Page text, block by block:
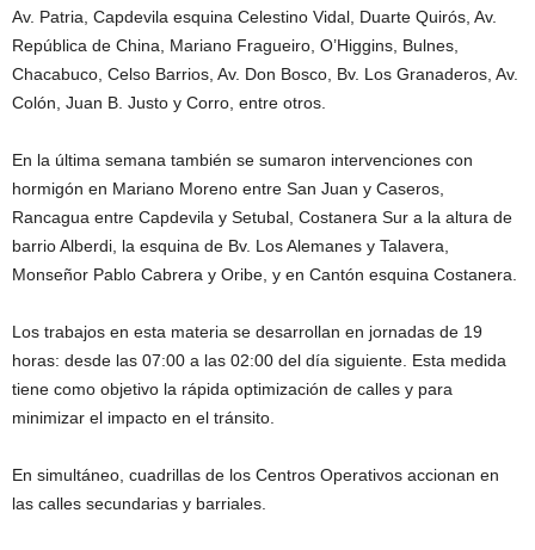
Av. Patria, Capdevila esquina Celestino Vidal, Duarte Quirós, Av.
República de China, Mariano Fragueiro, O’Higgins, Bulnes,
Chacabuco, Celso Barrios, Av. Don Bosco, Bv. Los Granaderos, Av.
Colón, Juan B. Justo y Corro, entre otros.
En la última semana también se sumaron intervenciones con
hormigón en Mariano Moreno entre San Juan y Caseros,
Rancagua entre Capdevila y Setubal, Costanera Sur a la altura de
barrio Alberdi, la esquina de Bv. Los Alemanes y Talavera,
Monseñor Pablo Cabrera y Oribe, y en Cantón esquina Costanera.
Los trabajos en esta materia se desarrollan en jornadas de 19
horas: desde las 07:00 a las 02:00 del día siguiente. Esta medida
tiene como objetivo la rápida optimización de calles y para
minimizar el impacto en el tránsito.
En simultáneo, cuadrillas de los Centros Operativos accionan en
las calles secundarias y barriales.